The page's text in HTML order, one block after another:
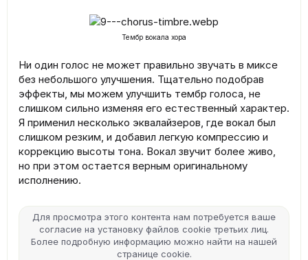
Тембр вокала хора
Ни один голос не может правильно звучать в миксе
без небольшого улучшения. Тщательно подобрав
эффекты, мы можем улучшить тембр голоса, не
слишком сильно изменяя его естественный характер.
Я применил несколько эквалайзеров, где вокал был
слишком резким, и добавил легкую компрессию и
коррекцию высоты тона. Вокал звучит более живо,
но при этом остается верным оригинальному
исполнению.
Для просмотра этого контента нам потребуется ваше
согласие на установку файлов cookie третьих лиц.
Более подробную информацию можно найти на нашей
странице cookie.